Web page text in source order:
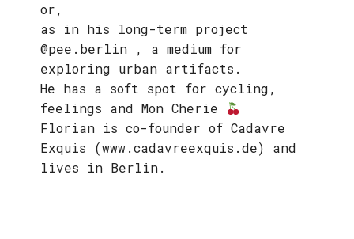
or,
as in his long-term project
@pee.berlin , a medium for
exploring urban artifacts.
He has a soft spot for cycling,
feelings and Mon Cherie
Florian is co-founder of Cadavre
Exquis (www.cadavreexquis.de) and
lives in Berlin.